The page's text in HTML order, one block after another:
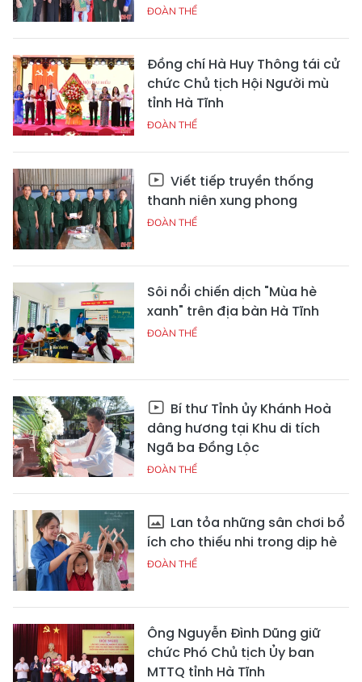
ĐOÀN THỂ
Đồng chí Hà Huy Thông tái cử
chức Chủ tịch Hội Người mù
tỉnh Hà Tĩnh
ĐOÀN THỂ
Viết tiếp truyền thống
thanh niên xung phong
ĐOÀN THỂ
Sôi nổi chiến dịch "Mùa hè
xanh" trên địa bàn Hà Tĩnh
ĐOÀN THỂ
Bí thư Tỉnh ủy Khánh Hoà
dâng hương tại Khu di tích
Ngã ba Đồng Lộc
ĐOÀN THỂ
Lan tỏa những sân chơi bổ
ích cho thiếu nhi trong dịp hè
ĐOÀN THỂ
Ông Nguyễn Đình Dũng giữ
chức Phó Chủ tịch Ủy ban
MTTQ tỉnh Hà Tĩnh